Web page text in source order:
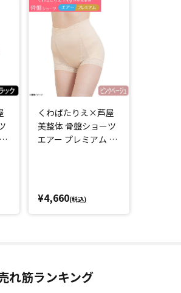
生地の伸縮性
てもくるくる丸まらない
補整下着を作りたい！」そんなくわばた
に詰め込まれています。
付け根部分)に伸縮性のいい「ストレッチ
用することで「はき心地」がさらに向
られます。
配置。「押さえつける」のではなく「無
くわばたりえ×芦屋
美整体 骨盤ショーツ
エアー プレミアム ピ
¥4,660(税込)
れ筋ランキング